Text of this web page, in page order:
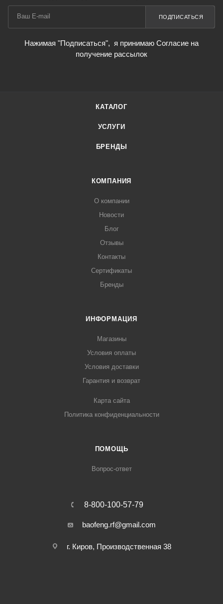
ПОДПИСАТЬСЯ
Нажимая "Подписаться", я принимаю Согласие на
получение рассылок
КАТАЛОГ
УСЛУГИ
БРЕНДЫ
КОМПАНИЯ
О компании
Новости
Блог
Отзывы
Контакты
Сертификаты
Бренды
ИНФОРМАЦИЯ
Магазины
Условия оплаты
Условия доставки
Гарантия и возврат
Карта сайта
Политика конфиденциальности
ПОМОЩЬ
Вопрос-ответ
8-800-100-57-79
baofeng.rf@gmail.com
г. Киров, Производственная 38